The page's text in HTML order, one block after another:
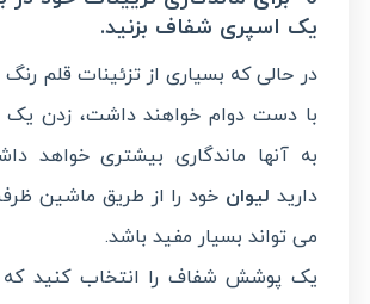
یک اسپری شفاف بزنید.
در حالی که بسیاری از تزئینات قلم
با دست دوام خواهند داشت، زدن
به آنها ماندگاری بیشتری خواهد
دارید لیوان خود را از طریق ماشین
می تواند بسیار مفید باشد.
یک پوشش شفاف را انتخاب کنید که